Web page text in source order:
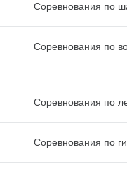
Соревнования по
Соревнования по
Соревнования по
Соревнования по